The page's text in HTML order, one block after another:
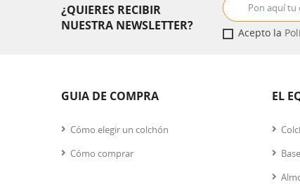
¿QUIERES RECIBIR
NUESTRA NEWSLETTER?
Acepto la
GUIA DE COMPRA
Cómo elegir un colchón
Cómo comprar
EL